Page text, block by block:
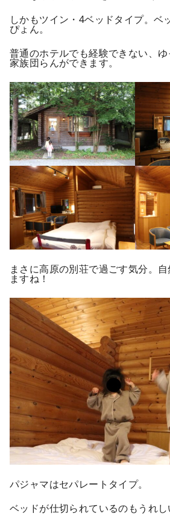
しかもツイン・4ベッドタイプ。ベ
ぴょん。
普通のホテルでも経験できない、
家族団らんができます。
まさに高原の別荘で過ごす気分。
ますね！
パジャマはセパレートタイプ。
ベッドが仕切られているのもうれし